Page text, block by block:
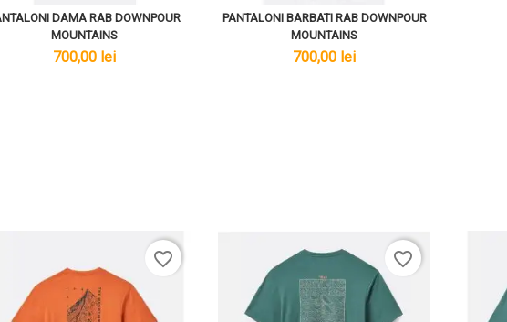
DAMA RAB DOWNPOUR
MOUNTAINS
lei
700,00 lei
PANTALONI BARBATI RAB DOWNPOUR
MOUNTAINS
lei
700,00 lei
favorite_border favorite_border